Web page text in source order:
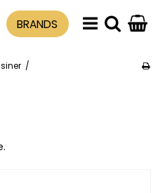
BRANDS
/